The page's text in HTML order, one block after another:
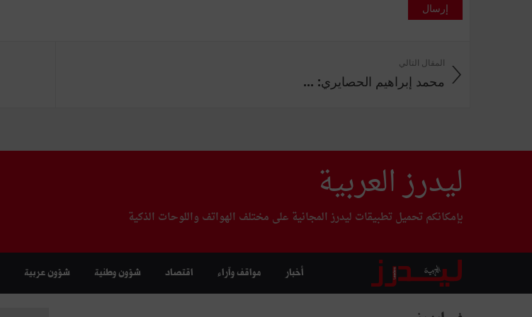
إرسال
المقال التالي
محمد إبراهيم الحصايري: ...
ليدرز العربية
بإمكانكم تحميل تطبيقات ليدرز المجانية على مختلف الهواتف واللوحات الذكية
أخبار مواقف وآراء اقتصاد شؤون وطنية شؤون عربية